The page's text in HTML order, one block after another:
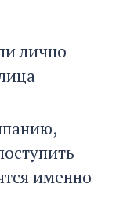
лично
именно